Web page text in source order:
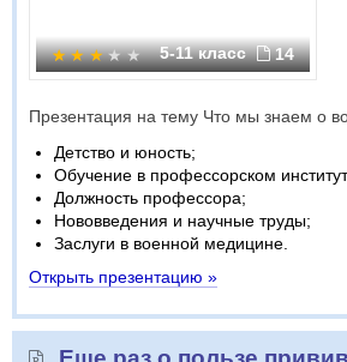
5-11 класс 14
Презентация на тему Что мы знаем о
Детство и юность;
Обучение в профессорском
Должность профессора;
Нововведения и научные труды;
Заслуги в военной медицине.
Открыть презентацию »